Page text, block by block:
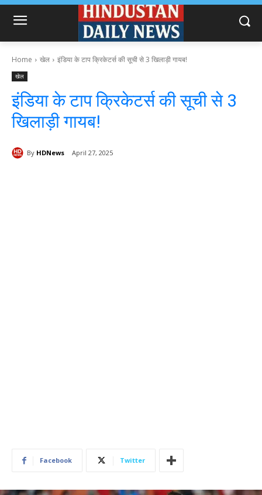
Home खेल इंडिया के टाप क्रिकेटर्स की सूची से 3 खिलाड़ी गायब!
खेल
इंडिया के टाप क्रिकेटर्स की सूची से 3
खिलाड़ी गायब!
By HDNews April 27, 2025
Facebook Twitter